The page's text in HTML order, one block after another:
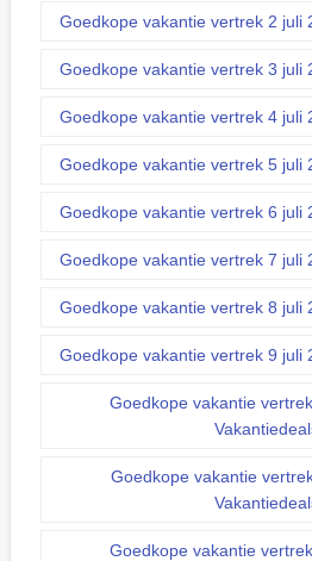
Goedkope vakantie vertrek 2 juli
Goedkope vakantie vertrek 3 juli
Goedkope vakantie vertrek 4 juli
Goedkope vakantie vertrek 5 juli
Goedkope vakantie vertrek 6 juli
Goedkope vakantie vertrek 7 juli
Goedkope vakantie vertrek 8 juli
Goedkope vakantie vertrek 9 juli
Goedkope vakantie
Goedkope vakantie
Goedkope vakantie